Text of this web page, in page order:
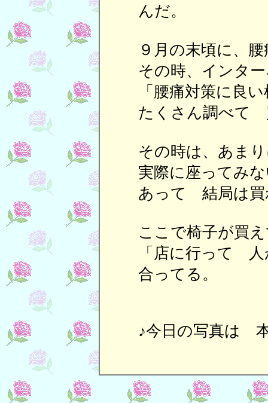
んだ。
９月の末頃に、
その時、インタ
「腰痛対策に良
たくさん調べて
その時は、あま
実際に座ってみ
あって 結局は買
ここで椅子が買
「店に行って
合ってる。
♪今日の写真は